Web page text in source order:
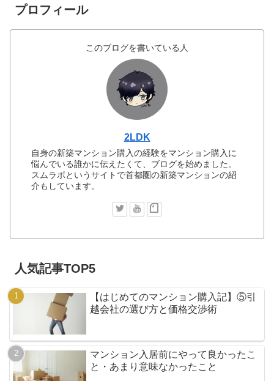
プロフィール
このブログを書いている人
2LDK
自身の新築マンション購入の経験をマンション購入に
悩んでいる誰かに伝えたくて、ブログを始めました。
スムラボというサイトで首都圏の新築マンションの紹
介もしています。
人気記事TOP5
【はじめてのマンション購入記】⑤引
越会社の選び方と価格交渉術
マンション入居前にやって良かったこ
と・あまり意味なかったこと